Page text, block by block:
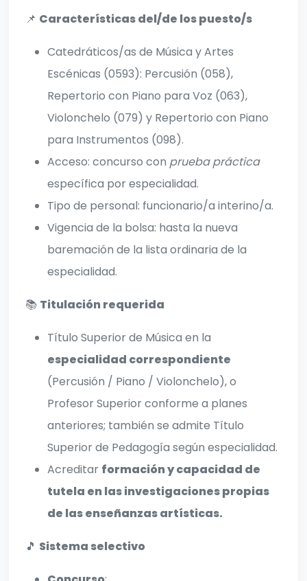
📌 Características del/de los puesto/s
Catedráticos/as de Música y Artes
Escénicas (0593): Percusión (058),
Repertorio con Piano para Voz (063),
Violonchelo (079) y Repertorio con Piano
para Instrumentos (098).
Acceso: concurso con prueba práctica
específica por especialidad.
Tipo de personal: funcionario/a interino/a.
Vigencia de la bolsa: hasta la nueva
baremación de la lista ordinaria de la
especialidad.
📚 Titulación requerida
Título Superior de Música en la
especialidad correspondiente
(Percusión / Piano / Violonchelo), o
Profesor Superior conforme a planes
anteriores; también se admite Título
Superior de Pedagogía según especialidad.
Acreditar formación y capacidad de
tutela en las investigaciones propias
de las enseñanzas artísticas.
🎵 Sistema selectivo